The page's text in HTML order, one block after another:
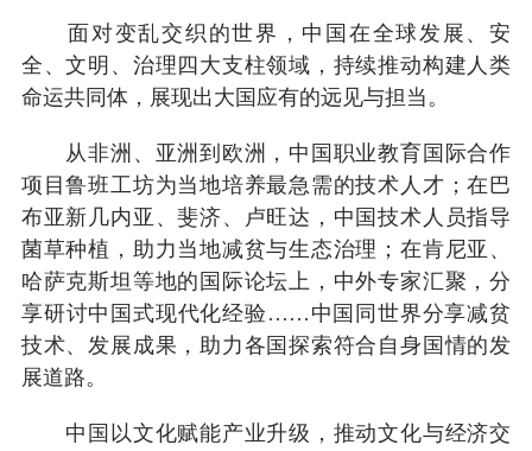
面对变乱交织的世界，中国在全球发展、安
全、文明、治理四大支柱领域，持续推动构建人类
命运共同体，展现出大国应有的远见与担当。
从非洲、亚洲到欧洲，中国职业教育国际合作
项目鲁班工坊为当地培养最急需的技术人才；在巴
布亚新几内亚、斐济、卢旺达，中国技术人员指导
菌草种植，助力当地减贫与生态治理；在肯尼亚、
哈萨克斯坦等地的国际论坛上，中外专家汇聚，分
享研讨中国式现代化经验……中国同世界分享减贫
技术、发展成果，助力各国探索符合自身国情的发
展道路。
中国以文化赋能产业升级，推动文化与经济交